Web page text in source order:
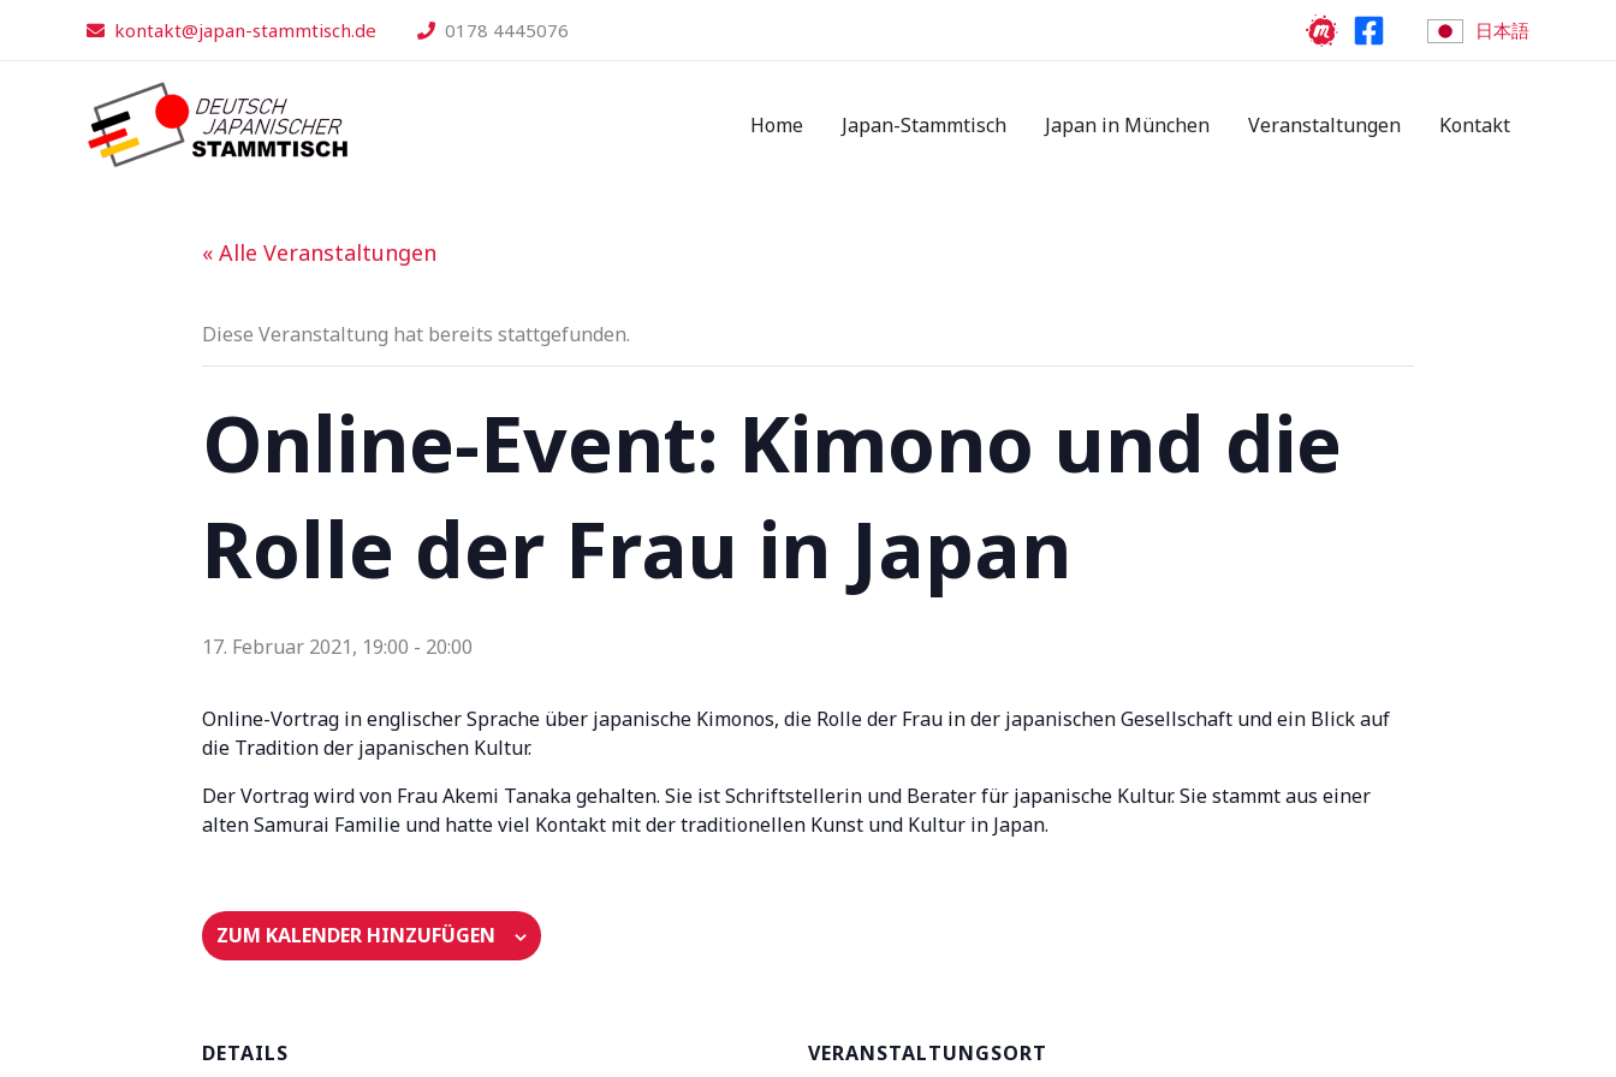
kontakt@japan-stammtisch.de 0178 4445076 日本語
Home Japan-Stammtisch Japan in München Veranstaltungen Kontakt
« Alle Veranstaltungen
Diese Veranstaltung hat bereits stattgefunden.
Online-Event: Kimono und die
Rolle der Frau in Japan
17. Februar 2021, 19:00 - 20:00
Online-Vortrag in englischer Sprache über japanische Kimonos, die Rolle der Frau in der japanischen Gesellschaft und ein Blick auf
die Tradition der japanischen Kultur.
Der Vortrag wird von Frau Akemi Tanaka gehalten. Sie ist Schriftstellerin und Berater für japanische Kultur. Sie stammt aus einer
alten Samurai Familie und hatte viel Kontakt mit der traditionellen Kunst und Kultur in Japan.
ZUM KALENDER HINZUFÜGEN
DETAILS VERANSTALTUNGSORT